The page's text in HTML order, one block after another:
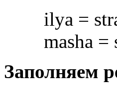
ilya =
masha
Заполняем